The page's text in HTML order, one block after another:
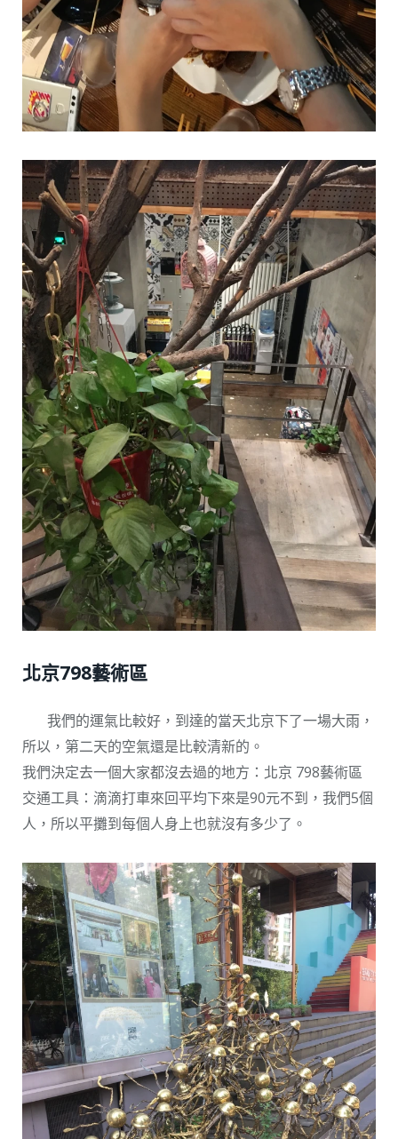
北京798藝術區
我們的運氣比較好，到達的當天北京下了一場大雨，
所以，第二天的空氣還是比較清新的。
我們決定去一個大家都沒去過的地方：北京 798藝術區
交通工具：滴滴打車來回平均下來是90元不到，我們5個
人，所以平攤到每個人身上也就沒有多少了。